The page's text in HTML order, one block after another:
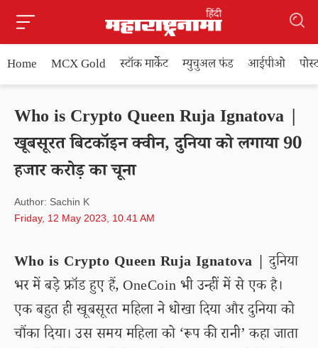
Home MCX Gold स्टॉक मार्केट म्युचुअल फंड आईपीओ
Who is Crypto Queen Ruja Ignatova |
खूबसूरत बिटकॉइन क्वीन, दुनिया को लगाया 90
हजार करोड़ का चूना
Author: Sachin K
Friday, 12 May 2023, 10.41 AM
Who is Crypto Queen Ruja Ignatova | दुनिया
भर में बड़े फ्रॉड हुए हैं, OneCoin भी उन्हीं में से एक है।
एक बहुत ही खूबसूरत महिला ने धोखा दिया और दुनिया को
चौंका दिया। उस समय महिला को ‘रूप की रानी’ कहा जाता